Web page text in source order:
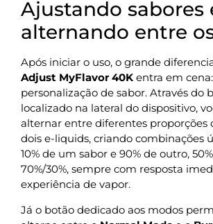
Ajustando sabores
alternando entre
Após iniciar o uso, o grande
Adjust MyFlavor 40K entra em
personalização de sabor. Através do
localizado na lateral do dispositivo,
alternar entre diferentes proporções
dois e-liquids, criando combinações
10% de um sabor e 90% de outro,
70%/30%, sempre com resposta
experiência de vapor.
Já o botão dedicado aos modos